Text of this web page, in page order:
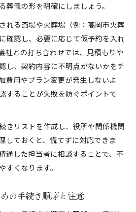
葬儀の形を明確にしましょう。
れる斎場や火葬場（例：高岡市火葬
確認し、必要に応じて仮予約を入れ
社との打ち合わせでは、見積もりや
し、契約内容に不明点がないかをチ
費用やプラン変更が発生しないよ
することが失敗を防ぐポイントで
きリストを作成し、役所や関係機関
しておくと、慌てずに対応できま
通した担当者に相談することで、不
すくなります。
の手続き順序と注意